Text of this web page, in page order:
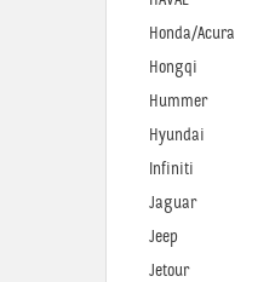
Honda/Acura
Hongqi
Hummer
Hyundai
Infiniti
Jaguar
Jeep
Jetour